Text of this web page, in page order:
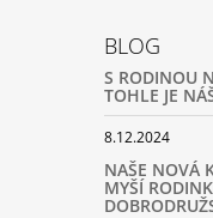
BLOG
S RODINOU
TOHLE JE
8.12.2024
NAŠE NOVÁ
MYŠÍ